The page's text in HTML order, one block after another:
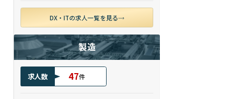
DX・ITの求人一覧を見る
製造
求人数 47件